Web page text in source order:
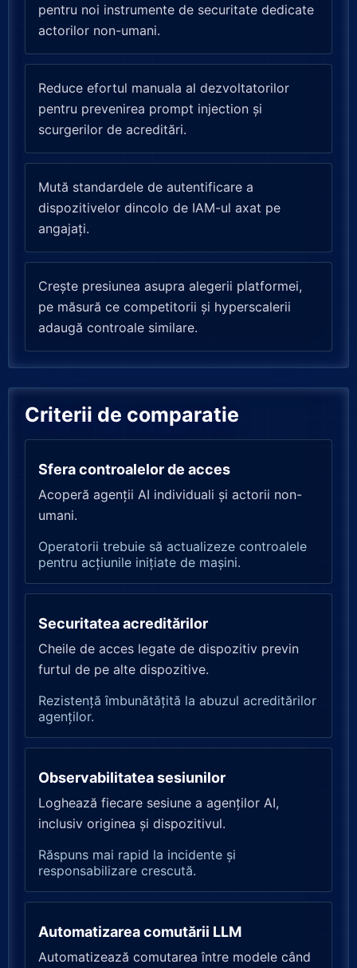
pentru noi instrumente de securitate dedicate
actorilor non-umani.
Reduce efortul manuala al dezvoltatorilor
pentru prevenirea prompt injection și
scurgerilor de acreditări.
Mută standardele de autentificare a
dispozitivelor dincolo de IAM-ul axat pe
angajați.
Crește presiunea asupra alegerii platformei,
pe măsură ce competitorii și hyperscalerii
adaugă controale similare.
Criterii de comparatie
Sfera controalelor de acces
Acoperă agenții AI individuali și actorii non-
umani.
Operatorii trebuie să actualizeze controalele
pentru acțiunile inițiate de mașini.
Securitatea acreditărilor
Cheile de acces legate de dispozitiv previn
furtul de pe alte dispozitive.
Rezistență îmbunătățită la abuzul acreditărilor
agenților.
Observabilitatea sesiunilor
Loghează fiecare sesiune a agenților AI,
inclusiv originea și dispozitivul.
Răspuns mai rapid la incidente și
responsabilizare crescută.
Automatizarea comutării LLM
Automatizează comutarea între modele când